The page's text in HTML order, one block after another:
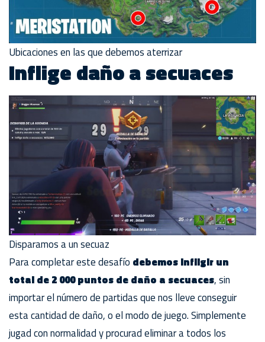
Ubicaciones en las que debemos aterrizar
Inflige daño a secuaces
Disparamos a un secuaz
Para completar este desafío debemos infligir un
total de 2 000 puntos de daño a secuaces, sin
importar el número de partidas que nos lleve conseguir
esta cantidad de daño, o el modo de juego. Simplemente
jugad con normalidad y procurad eliminar a todos los